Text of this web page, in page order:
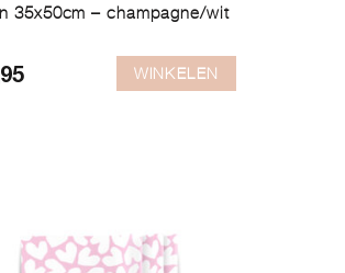
35x50cm – champagne/wit
WINKELEN